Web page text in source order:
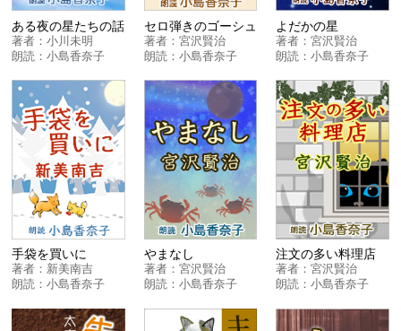
ある夜の星たちの話
著者：小川未明
朗読：小島香奈子
セロ弾きのゴーシュ
著者： 宮沢賢治
朗読： 小島香奈子
よだかの星
著者：宮沢賢治
朗読：小島香奈子
手袋を買いに
著者： 新美南吉
朗読：小島香奈子
やまなし
著者： 宮沢賢治
朗読： 小島香奈子
注文の多い料理店
著者：宮沢賢治
朗読：小島香奈子